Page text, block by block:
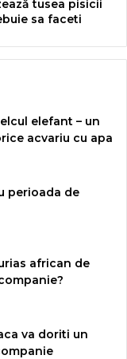
tusea pisicii
sa faceti
elefant – un
acvariu cu apa
perioada de
african de
va doriti un